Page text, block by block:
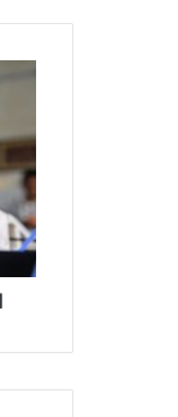
ن
ت
خ
ا
ب
ا
ي